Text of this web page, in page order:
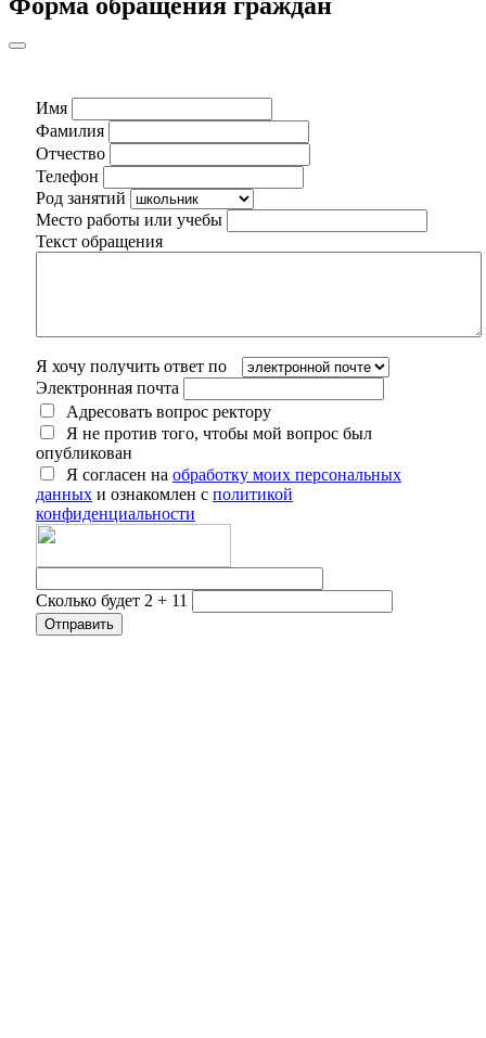
Имя
Фамилия
Отчество
Телефон
Род занятий
Место работы или учебы
Текст обращения
Я хочу получить ответ по
Электронная почта
Адресовать вопрос ректору
Я не против того, чтобы мой вопрос был
опубликован
Я согласен на обработку моих персональных
данных и ознакомлен с политикой
конфиденциальности
Сколько будет 2 + 11